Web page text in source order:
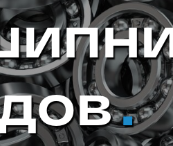
.